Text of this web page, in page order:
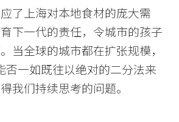
了上海对本地食材的庞大需
下一代的责任，令城市的孩子
当全球的城市都在扩张规模，
否一如既往以绝对的二分法来
我们持续思考的问题。